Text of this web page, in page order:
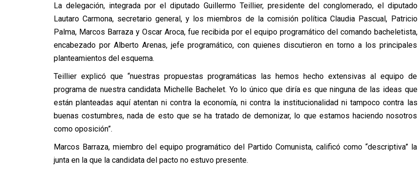
La delegación, integrada por el diputado Guillermo Teillier, presidente del conglomerado, el diputado
Lautaro Carmona, secretario general, y los miembros de la comisión política Claudia Pascual, Patricio
Palma, Marcos Barraza y Oscar Aroca, fue recibida por el equipo programático del comando bacheletista,
encabezado por Alberto Arenas, jefe programático, con quienes discutieron en torno a los principales
planteamientos del esquema.
Teillier explicó que “nuestras propuestas programáticas las hemos hecho extensivas al equipo de
programa de nuestra candidata Michelle Bachelet. Yo lo único que diría es que ninguna de las ideas que
están planteadas aquí atentan ni contra la economía, ni contra la institucionalidad ni tampoco contra las
buenas costumbres, nada de esto que se ha tratado de demonizar, lo que estamos haciendo nosotros
como oposición”.
Marcos Barraza, miembro del equipo programático del Partido Comunista, calificó como “descriptiva” la
junta en la que la candidata del pacto no estuvo presente.